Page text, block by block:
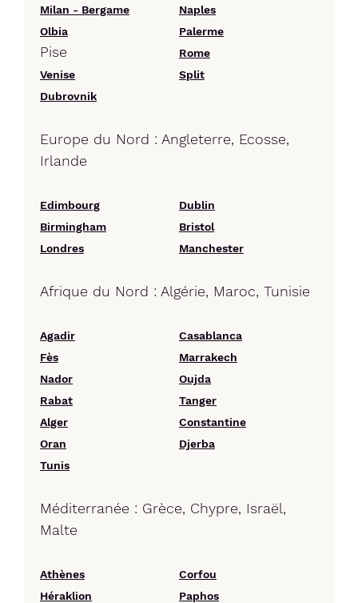
Milan - Bergame
Naples
Olbia
Palerme
Pise
Rome
Venise
Split
Dubrovnik
Europe du Nord : Angleterre, Ecosse,
Irlande
Edimbourg
Dublin
Birmingham
Bristol
Londres
Manchester
Afrique du Nord : Algérie, Maroc, Tunisie
Agadir
Casablanca
Fès
Marrakech
Nador
Oujda
Rabat
Tanger
Alger
Constantine
Oran
Djerba
Tunis
Méditerranée : Grèce, Chypre, Israël,
Malte
Athènes
Corfou
Héraklion
Paphos